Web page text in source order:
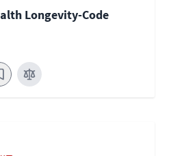
Longevity-Code